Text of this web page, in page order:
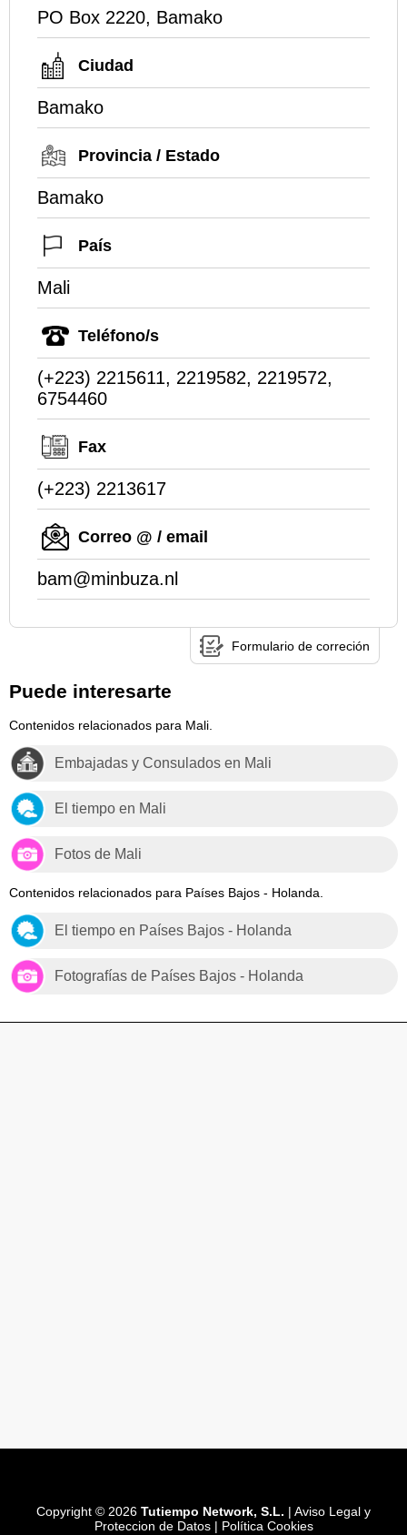
PO Box 2220, Bamako
Ciudad
Bamako
Provincia / Estado
Bamako
País
Mali
Teléfono/s
(+223) 2215611, 2219582, 2219572,
6754460
Fax
(+223) 2213617
Correo @ / email
bam@minbuza.nl
Formulario de correción
Puede interesarte
Contenidos relacionados para Mali.
Embajadas y Consulados en Mali
El tiempo en Mali
Fotos de Mali
Contenidos relacionados para Países Bajos - Holanda.
El tiempo en Países Bajos - Holanda
Fotografías de Países Bajos - Holanda
Copyright © 2026 Tutiempo Network, S.L. | Aviso Legal y
Proteccion de Datos| Política Cookies